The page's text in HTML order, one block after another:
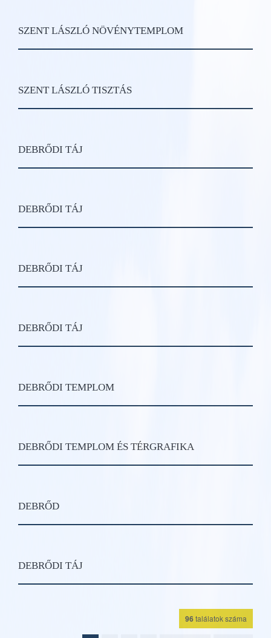
SZENT LÁSZLÓ NÖVÉNYTEMPLOM
SZENT LÁSZLÓ TISZTÁS
DEBRŐDI TÁJ
DEBRŐDI TÁJ
DEBRŐDI TÁJ
DEBRŐDI TÁJ
DEBRŐDI TEMPLOM
DEBRŐDI TEMPLOM ÉS TÉRGRAFIKA
DEBRŐD
DEBRŐDI TÁJ
96 találatok száma